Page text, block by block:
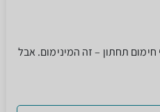
חימום תחתון – זה המינימום. אבל